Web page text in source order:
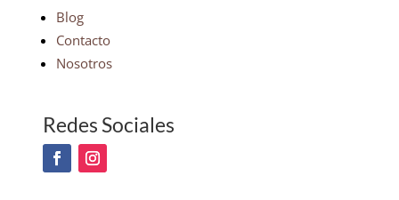
Blog
Contacto
Nosotros
Redes Sociales